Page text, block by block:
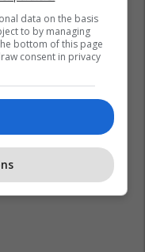
data on the basis
to by managing
bottom of this page
consent in privacy